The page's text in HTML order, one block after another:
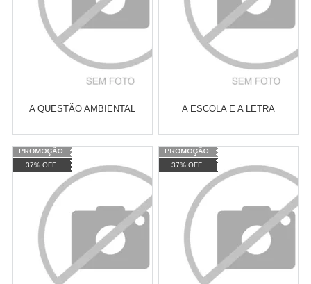
A QUESTÃO AMBIENTAL
Varejo:
Atacado: R$ 2.550,90 (Apenas
Revendedor)
10 x
POLÍTICAS PÚBLICAS
COMPRAR
A ESCOLA E A LETRA
Varejo:
Atacado: R$ 2.550,90 (Apenas
Revendedor)
10
Cat:
COMPRAR
37% OFF 37% OFF